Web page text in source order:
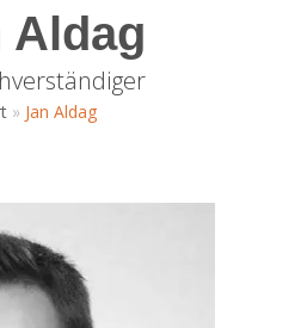
mobile
menu
mobile
menu
Aldag
» Jan Aldag